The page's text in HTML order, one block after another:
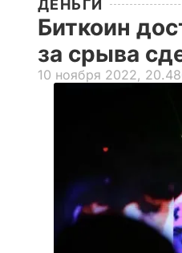
ДЕНЬГИ
Биткоин
за срыва
10 ноября 2022, 20.48